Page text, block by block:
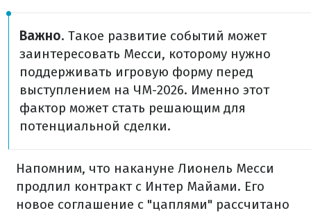
Важно. Такое развитие событий может
заинтересовать Месси, которому нужно
поддерживать игровую форму перед
выступлением на ЧМ-2026. Именно этот
фактор может стать решающим для
потенциальной сделки.
Напомним, что накануне Лионель Месси
продлил контракт с Интер Майами. Его
новое соглашение с "цаплями" рассчитано